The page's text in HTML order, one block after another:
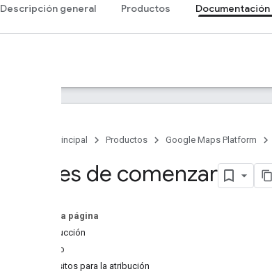
Descripción general Productos Documentación
Página principal Productos Google Maps Platform
Antes de comenzar
En esta página
Introducción
Público
Requisitos para la atribución